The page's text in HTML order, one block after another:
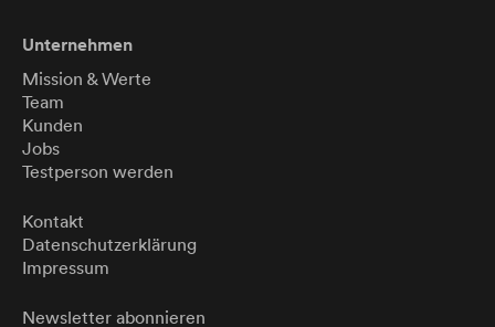
Unternehmen
Mission & Werte
Team
Kunden
Jobs
Testperson werden
Kontakt
Datenschutzerklärung
Impressum
Newsletter abonnieren